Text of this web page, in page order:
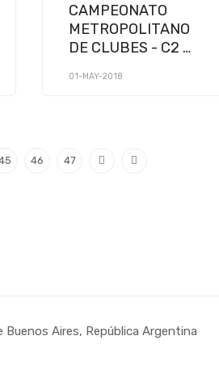
CAMPEONATO
METROPOLITANO
DE CLUBES - C2 Y
2018)
01-MAY-2018
46 47
Aires, República Argentina